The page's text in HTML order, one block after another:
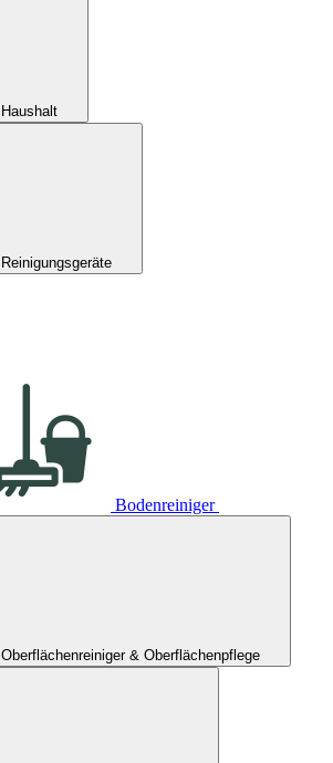
Haushalt
Reinigungsgeräte
Bodenreiniger
Oberflächenreiniger & Oberflächenpflege